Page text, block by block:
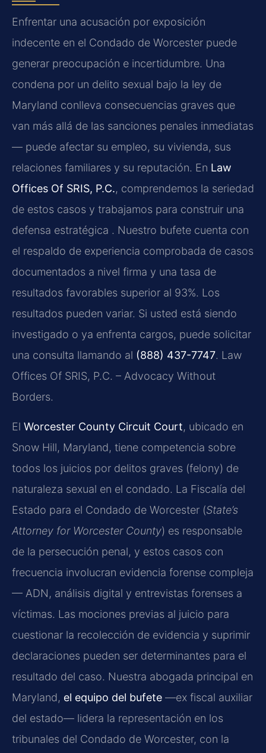
Enfrentar una acusación por exposición
indecente en el Condado de Worcester puede
generar preocupación e incertidumbre. Una
condena por un delito sexual bajo la ley de
Maryland conlleva consecuencias graves que
van más allá de las sanciones penales inmediatas
— puede afectar su empleo, su vivienda, sus
relaciones familiares y su reputación. En Law
Offices Of SRIS, P.C., comprendemos la seriedad
de estos casos y trabajamos para construir una
defensa estratégica . Nuestro bufete cuenta con
el respaldo de experiencia comprobada de casos
documentados a nivel firma y una tasa de
resultados favorables superior al 93%. Los
resultados pueden variar. Si usted está siendo
investigado o ya enfrenta cargos, puede solicitar
una consulta llamando al (888) 437-7747. Law
Offices Of SRIS, P.C. – Advocacy Without
Borders.
El Worcester County Circuit Court, ubicado en
Snow Hill, Maryland, tiene competencia sobre
todos los juicios por delitos graves (felony) de
naturaleza sexual en el condado. La Fiscalía del
Estado para el Condado de Worcester (State’s
Attorney for Worcester County) es responsable
de la persecución penal, y estos casos con
frecuencia involucran evidencia forense compleja
— ADN, análisis digital y entrevistas forenses a
víctimas. Las mociones previas al juicio para
cuestionar la recolección de evidencia y suprimir
declaraciones pueden ser determinantes para el
resultado del caso. Nuestra abogada principal en
Maryland, el equipo del bufete —ex fiscal auxiliar
del estado— lidera la representación en los
tribunales del Condado de Worcester, con la